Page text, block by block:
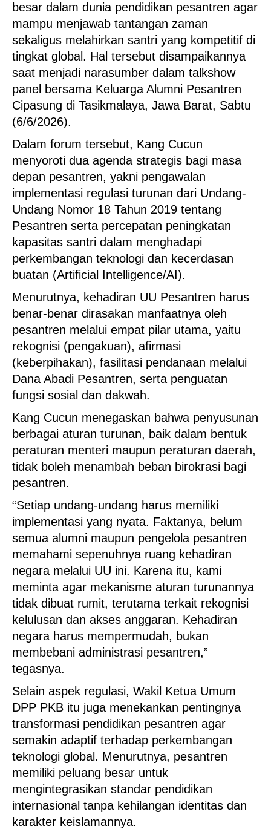
besar dalam dunia pendidikan pesantren agar
mampu menjawab tantangan zaman
sekaligus melahirkan santri yang kompetitif di
tingkat global. Hal tersebut disampaikannya
saat menjadi narasumber dalam talkshow
panel bersama Keluarga Alumni Pesantren
Cipasung di Tasikmalaya, Jawa Barat, Sabtu
(6/6/2026).
Dalam forum tersebut, Kang Cucun
menyoroti dua agenda strategis bagi masa
depan pesantren, yakni pengawalan
implementasi regulasi turunan dari Undang-
Undang Nomor 18 Tahun 2019 tentang
Pesantren serta percepatan peningkatan
kapasitas santri dalam menghadapi
perkembangan teknologi dan kecerdasan
buatan (Artificial Intelligence/AI).
Menurutnya, kehadiran UU Pesantren harus
benar-benar dirasakan manfaatnya oleh
pesantren melalui empat pilar utama, yaitu
rekognisi (pengakuan), afirmasi
(keberpihakan), fasilitasi pendanaan melalui
Dana Abadi Pesantren, serta penguatan
fungsi sosial dan dakwah.
Kang Cucun menegaskan bahwa penyusunan
berbagai aturan turunan, baik dalam bentuk
peraturan menteri maupun peraturan daerah,
tidak boleh menambah beban birokrasi bagi
pesantren.
“Setiap undang-undang harus memiliki
implementasi yang nyata. Faktanya, belum
semua alumni maupun pengelola pesantren
memahami sepenuhnya ruang kehadiran
negara melalui UU ini. Karena itu, kami
meminta agar mekanisme aturan turunannya
tidak dibuat rumit, terutama terkait rekognisi
kelulusan dan akses anggaran. Kehadiran
negara harus mempermudah, bukan
membebani administrasi pesantren,”
tegasnya.
Selain aspek regulasi, Wakil Ketua Umum
DPP PKB itu juga menekankan pentingnya
transformasi pendidikan pesantren agar
semakin adaptif terhadap perkembangan
teknologi global. Menurutnya, pesantren
memiliki peluang besar untuk
mengintegrasikan standar pendidikan
internasional tanpa kehilangan identitas dan
karakter keislamannya.